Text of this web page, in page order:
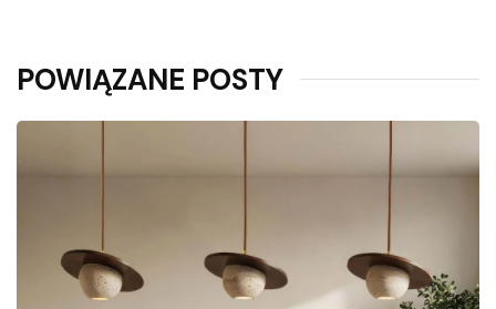
POWIĄZANE POSTY